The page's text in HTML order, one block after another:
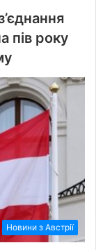
пів року
Новини з Австрії